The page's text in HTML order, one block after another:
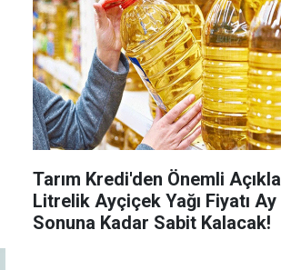
Tarım Kredi'den Önemli
Litrelik Ayçiçek Yağı Fiyatı Ay
Sonuna Kadar Sabit Kalacak!